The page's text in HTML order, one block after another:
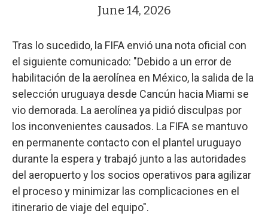
June 14, 2026
Tras lo sucedido, la FIFA envió una nota oficial con
el siguiente comunicado: "Debido a un error de
habilitación de la aerolínea en México, la salida de la
selección uruguaya desde Cancún hacia Miami se
vio demorada. La aerolínea ya pidió disculpas por
los inconvenientes causados. La FIFA se mantuvo
en permanente contacto con el plantel uruguayo
durante la espera y trabajó junto a las autoridades
del aeropuerto y los socios operativos para agilizar
el proceso y minimizar las complicaciones en el
itinerario de viaje del equipo".